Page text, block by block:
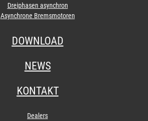
Dreiphasen asynchron
Asynchrone Bremsmotoren
DOWNLOAD
NEWS
KONTAKT
Dealers